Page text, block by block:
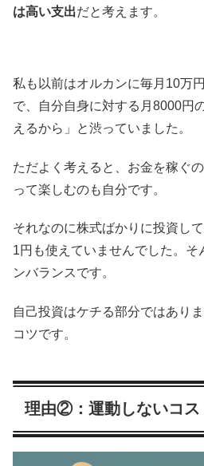
は高い支出だと考えます。
私も以前はオルカンに毎月10万
で、自分自身に対する月8000円
えるから」と渋っていました。
ただよく考えると、お金を稼ぐ
って楽しむのも自分です。
それなのに株式ばかりに投資し
1円も使えていませんでした。そ
ンバランスです。
自己投資はケチる部分ではあり
コツです。
理由②：運動しないコス